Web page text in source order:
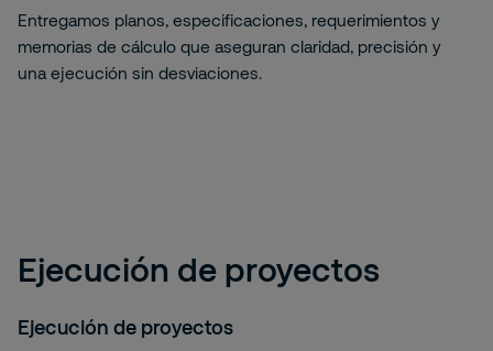
Entregamos planos, especificaciones, requerimientos y
memorias de cálculo que aseguran claridad, precisión y
una ejecución sin desviaciones.
Ejecución de proyectos
Ejecución de proyectos